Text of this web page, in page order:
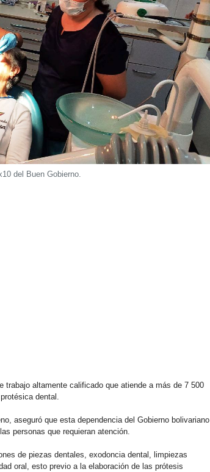
del Buen Gobierno.
trabajo altamente calificado que atiende a más de 7 500
dental.
aseguró que esta dependencia del Gobierno bolivariano
personas que requieran atención.
de piezas dentales, exodoncia dental, limpiezas
oral, esto previo a la elaboración de las prótesis